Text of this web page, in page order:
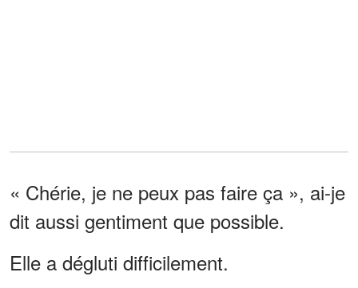
« Chérie, je ne peux pas faire ça », ai-je
dit aussi gentiment que possible.
Elle a dégluti difficilement.